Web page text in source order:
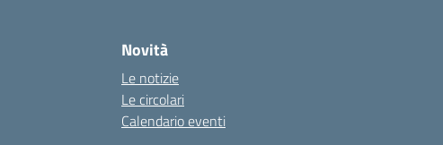
Novità
Le notizie
Le circolari
Calendario eventi